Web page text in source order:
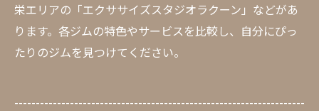
栄エリアの「エクササイズスタジオラクーン」などがあ
ります。各ジムの特色やサービスを比較し、自分にぴっ
たりのジムを見つけてください。
--------------------------------------------------------------------